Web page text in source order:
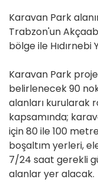
Karavan Park
Trabzon'un
bölge ile Hıdırnebi
Karavan Park
belirlenecek 90
alanları kurularak
kapsamında;
için 80 ile 100
boşaltım yerleri,
7/24 saat gerekli
alanlar yer alacak.